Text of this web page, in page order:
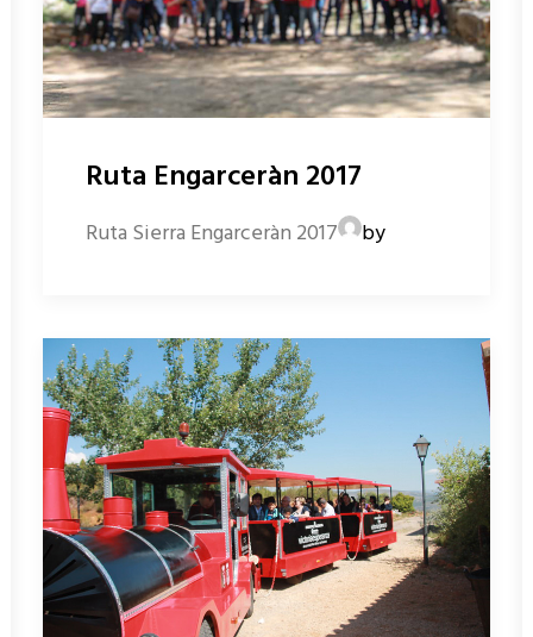
Ruta Engarceràn 2017
Ruta Sierra Engarceràn 2017 by